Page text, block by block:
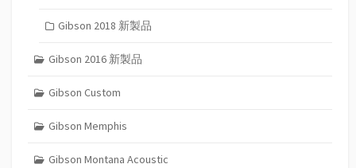
Gibson 2018 新製品
Gibson 2016 新製品
Gibson Custom
Gibson Memphis
Gibson Montana Acoustic